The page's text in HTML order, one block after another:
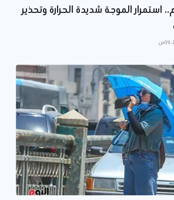
استمرار الموجة شديدة الحرارة وتحذير